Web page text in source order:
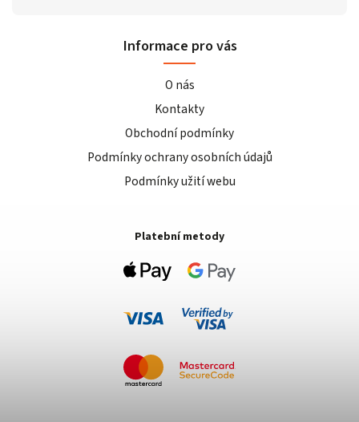
Informace pro vás
O nás
Kontakty
Obchodní podmínky
Podmínky ochrany osobních údajů
Podmínky užití webu
Platební metody